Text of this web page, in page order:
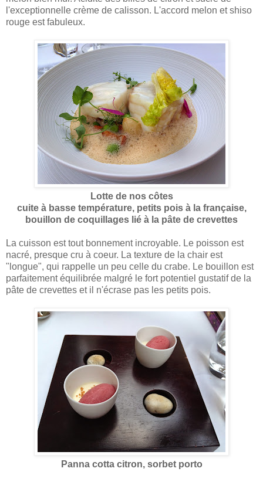
l'exceptionnelle crème de calisson. L'accord melon et shiso
rouge est fabuleux.
Lotte de nos côtes
cuite à basse température, petits pois à la française,
bouillon de coquillages lié à la pâte de crevettes
La cuisson est tout bonnement incroyable. Le poisson est
nacré, presque cru à coeur. La texture de la chair est
"longue", qui rappelle un peu celle du crabe. Le bouillon est
parfaitement équilibrée malgré le fort potentiel gustatif de la
pâte de crevettes et il n'écrase pas les petits pois.
Panna cotta citron, sorbet porto